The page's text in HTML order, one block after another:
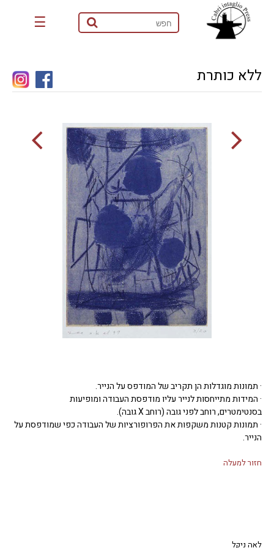
☰
ללא כותרת
· תמונות מוגדלות הן תקריב של המודפס על הנייר.
· המידות מתייחסות לנייר עליו מודפסת העבודה ומופיעות
בסנטימטרים, רוחב לפני גובה (רוחב X גובה).
· תמונות קטנות משקפות את הפרופורציות של העבודה כפי שמודפסת על
הנייר.
חזור למעלה
לאה ניקל